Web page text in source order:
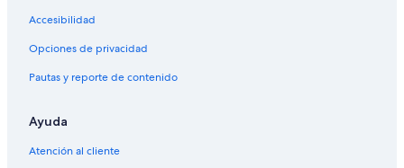
Accesibilidad
Opciones de privacidad
Pautas y reporte de contenido
Ayuda
Atención al cliente